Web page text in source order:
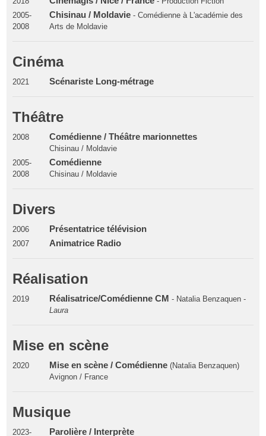
2005-
2008
Chisinau / Moldavie- Comédienne à L'académie des
Arts de Moldavie
Cinéma
2021 Scénariste Long-métrage
Théâtre
2008 Comédienne / Théâtre marionnettes
Chisinau / Moldavie
2005-
2008
Comédienne
Chisinau / Moldavie
Divers
2006 Présentatrice télévision
2007 Animatrice Radio
Réalisation
2019 Réalisatrice/Comédienne CM - Natalia Benzaquen -
Laura
Mise en scène
2020 Mise en scène / Comédienne(Natalia Benzaquen)
Avignon / France
Musique
2023- Parolière / Interprète